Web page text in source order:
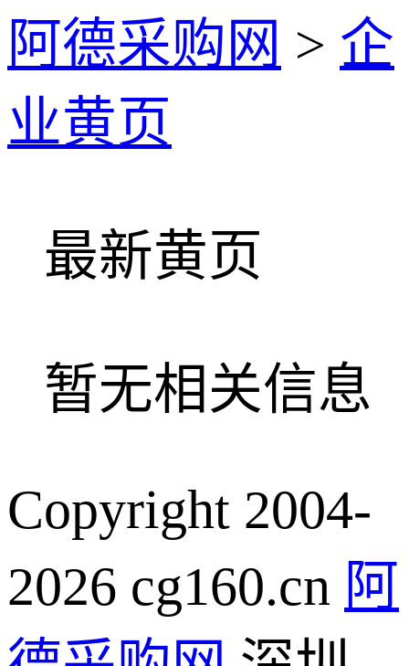
阿德采购网 > 企
业黄页
最新黄页
暂无相关信息
Copyright 2004-
2026 cg160.cn 阿